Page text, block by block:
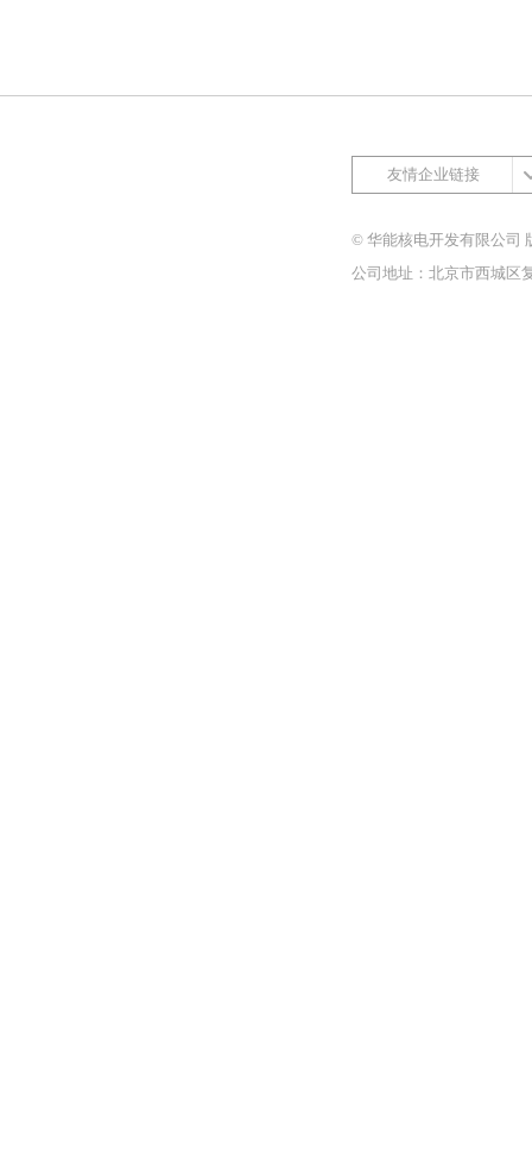
友情企业链接
© 华能核电开发有限公司
公司地址：北京市西城区